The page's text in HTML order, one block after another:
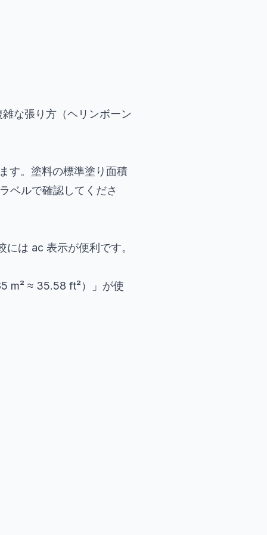
な張り方（ヘリンボーン
す。塗料の標準塗り面積
ベルで確認してくださ
は ac 表示が便利です。
m² ≈ 35.58 ft²）」が使